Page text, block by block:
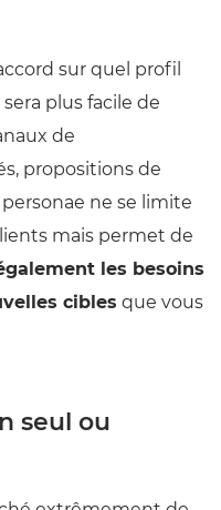
sur quel profil
plus facile de
de
propositions de
ne se limite
mais permet de
les besoins
cibles que vous
seul ou